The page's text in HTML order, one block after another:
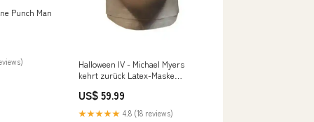
Punch Man
Halloween IV - Michael Myers
kehrt zurück Latex-Maske
US$ 59.99
★★★★★ 4.8 (18 reviews)